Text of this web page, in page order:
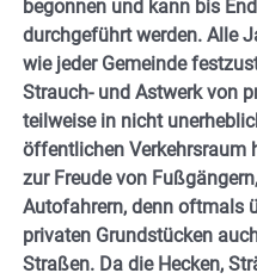
begonnen und kann bis
durchgeführt werden. Alle
wie jeder Gemeinde
Strauch- und Astwerk von
teilweise in nicht
öffentlichen Verkehrsraum
zur Freude von
Autofahrern, denn oftmals
privaten Grundstücken
Straßen. Da die Hecken,